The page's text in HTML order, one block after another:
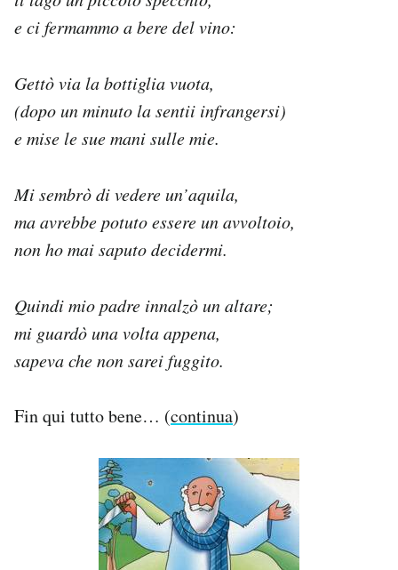
e ci fermammo a bere del vino:
Gettò via la bottiglia vuota,
(dopo un minuto la sentii infrangersi)
e mise le sue mani sulle mie.
Mi sembrò di vedere un’aquila,
ma avrebbe potuto essere un avvoltoio,
non ho mai saputo decidermi.
Quindi mio padre innalzò un altare;
mi guardò una volta appena,
sapeva che non sarei fuggito.
Fin qui tutto bene… (continua)